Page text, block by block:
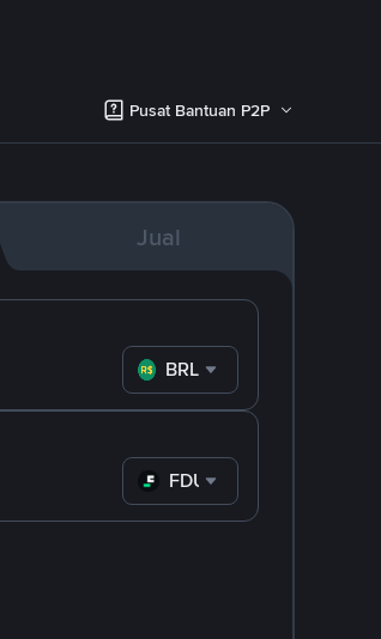
Pusat Bantuan P2P
Jual
BRL
FDUSD